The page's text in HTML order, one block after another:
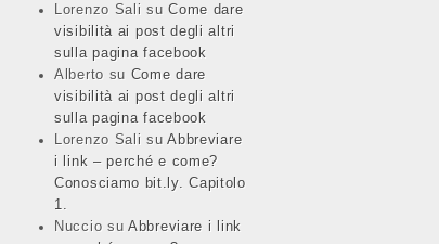
Lorenzo Sali suCome dare
visibilità ai post degli altri
sulla pagina facebook
Alberto su Come dare
visibilità ai post degli altri
sulla pagina facebook
Lorenzo Sali suAbbreviare
i link – perché e come?
Conosciamo bit.ly. Capitolo
1.
Nuccio suAbbreviare i link